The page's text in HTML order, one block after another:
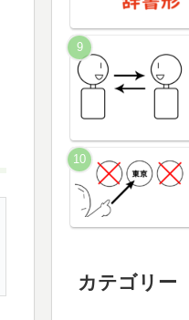
カテゴリー